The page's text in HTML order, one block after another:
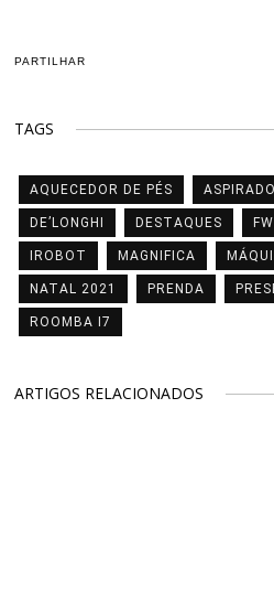
PARTILHAR
TAGS
AQUECEDOR DE PÉS
DE’LONGHI DESTAQUES
IROBOT MAGNIFICA
NATAL 2021 PRENDA
ROOMBA I7
ARTIGOS RELACIONADOS